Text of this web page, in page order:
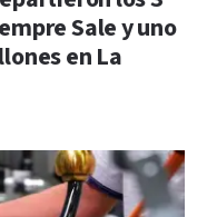
Sale y uno
en La